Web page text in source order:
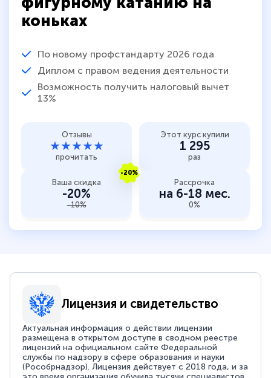
коньках
По новому профстандарту 2026 года
Диплом с правом ведения деятельности
Возможность получить налоговый вычет
13%
Отзывы
★★★★★
прочитать
Этот курс купили
1 295
раз
-20%
Ваша скидка
-20%
-10%
Рассрочка
на 6-18 мес.
0%
Лицензия и свидетельство
Актуальная информация о действии лицензии
размещена в открытом доступе в сводном реестре
лицензий на официальном сайте Федеральной
службы по надзору в сфере образования и науки
(Рособрнадзор). Лицензия действует с 2018 года, и за